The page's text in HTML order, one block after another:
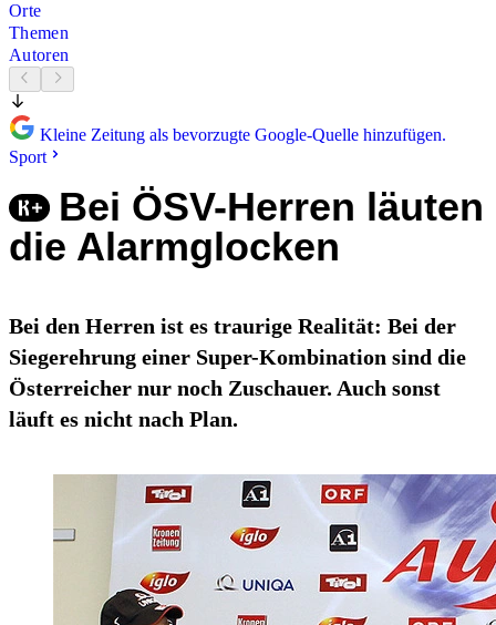
Orte
Themen
Autoren
Kleine Zeitung als bevorzugte Google-Quelle hinzufügen.
Sport
Bei ÖSV-Herren läuten
die Alarmglocken
Bei den Herren ist es traurige Realität: Bei der
Siegerehrung einer Super-Kombination sind die
Österreicher nur noch Zuschauer. Auch sonst
läuft es nicht nach Plan.